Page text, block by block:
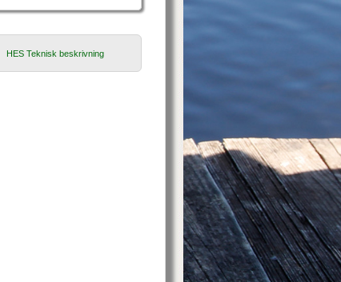
HES Teknisk beskrivning